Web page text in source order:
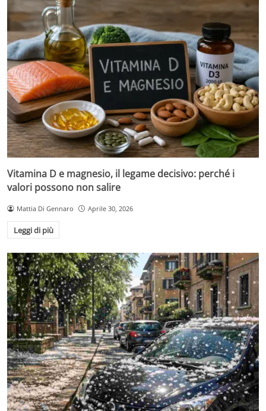
Vitamina D e magnesio, il legame decisivo: perché i
valori possono non salire
Mattia Di Gennaro Aprile 30, 2026
Leggi di più